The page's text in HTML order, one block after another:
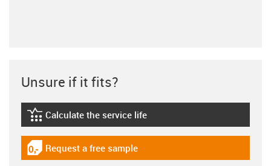
Unsure if it fits?
igus-icon-lebensdauerrechner
Calculate the service life
igus-icon-gratismuster
Request a free sample